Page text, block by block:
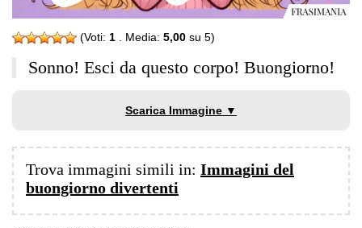
(Voti: 1 . Media: 5,00 su 5)
Sonno! Esci da questo corpo! Buongiorno!
Scarica Immagine ▼
Trova immagini simili in: Immagini del
buongiorno divertenti